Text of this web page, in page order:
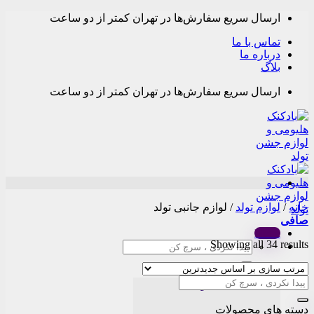
Skip
content
ارسال سریع سفارش‌ها در تهران کمتر از دو ساعت
تماس با ما
درباره ما
بلاگ
ارسال سریع سفارش‌ها در تهران کمتر از دو ساعت
Menu
جستجو
برای:
دسته بندی محصولات
خانه / لوازم تولد / لوازم جانبی تولد
صافی
Showing all 34 results
Sorted
by
latest
دسته های محصولات